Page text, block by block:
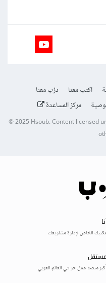
اكتب معنا
درّب معنا
مركز المساعدة
© 2025Hsoub.Content licensed